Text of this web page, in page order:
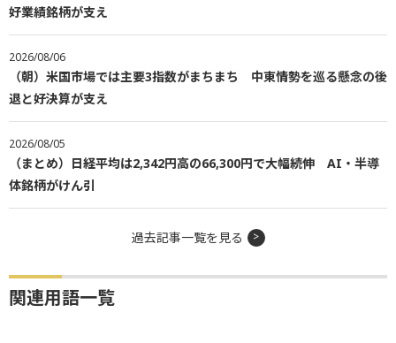
好業績銘柄が支え
2026/08/06
（朝）米国市場では主要3指数がまちまち 中東情勢を巡る懸念の後
退と好決算が支え
2026/08/05
（まとめ）日経平均は2,342円高の66,300円で大幅続伸 AI・半導
体銘柄がけん引
過去記事一覧を見る
関連用語一覧